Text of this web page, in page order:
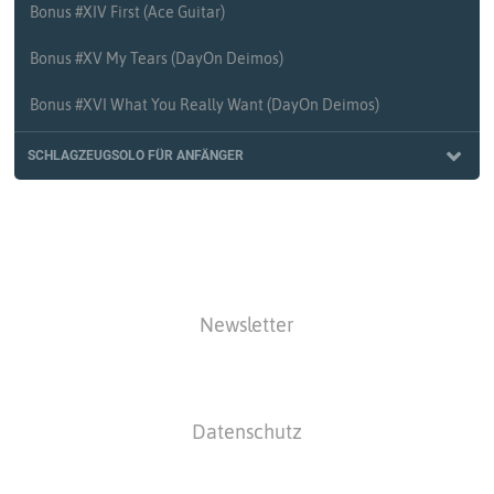
Bonus #XIV First (Ace Guitar)
Bonus #XV My Tears (DayOn Deimos)
Bonus #XVI What You Really Want (DayOn Deimos)
SCHLAGZEUGSOLO FÜR ANFÄNGER
#105 Schlagzeugsolo für Anfänger Teil 6
Newsletter
Datenschutz